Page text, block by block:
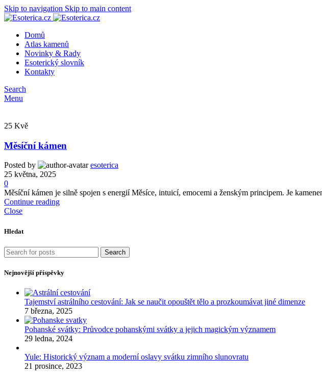
Skip to navigation Skip to main content
Domů
Atlas kamenů
Novinky & Rady
Esoterický slovník
Kontakty
Search
Menu
25 Kvě
Měsíční kámen
Posted by
esoterica
25 května, 2025
0
Měsíční kámen je silně spojen s energií Měsíce, intuicí, emocemi a ženským principem. Je
Continue reading
Close
Hledat
Search
Nejnovější příspěvky
Tajemství astrálního cestování: Jak se naučit opouštět tělo a prozkoumávat jiné dimenze
7 března, 2025
Pohanské svátky: Průvodce pohanskými svátky a jejich magickým významem
29 ledna, 2024
Yule: Historický význam a moderní oslavy svátku zimního slunovratu
21 prosince, 2023